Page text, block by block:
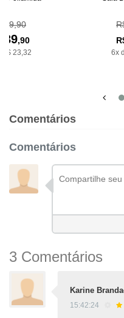
,90
23,32 6x
Comentários
Comentários
3 Comentários
Karine
15:42:24